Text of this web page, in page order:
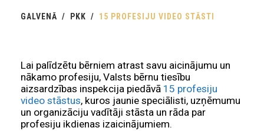
GALVENĀ PKK 15 PROFESIJU VIDEO STĀSTI
Lai palīdzētu bērniem atrast savu aicinājumu un
nākamo profesiju, Valsts bērnu tiesību
aizsardzības inspekcija piedāvā 15 profesiju
video stāstus, kuros jaunie speciālisti, uzņēmumu
un organizāciju vadītāji stāsta un rāda par
profesiju ikdienas izaicinājumiem.